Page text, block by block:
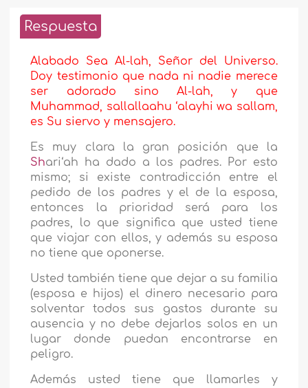
Respuesta
Alabado Sea Al-lah, Señor del Universo.
Doy testimonio que nada ni nadie merece
ser adorado sino Al-lah, y que
Muhammad, sallallaahu ‘alayhi wa sallam,
es Su siervo y mensajero.
Es muy clara la gran posición que la
Shari‘ah ha dado a los padres. Por esto
mismo; si existe contradicción entre el
pedido de los padres y el de la esposa,
entonces la prioridad será para los
padres, lo que significa que usted tiene
que viajar con ellos, y además su esposa
no tiene que oponerse.
Usted también tiene que dejar a su familia
(esposa e hijos) el dinero necesario para
solventar todos sus gastos durante su
ausencia y no debe dejarlos solos en un
lugar donde puedan encontrarse en
peligro.
Además usted tiene que llamarles y